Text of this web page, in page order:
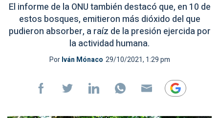
El informe de la ONU también destacó que, en 10 de
estos bosques, emitieron más dióxido del que
pudieron absorber, a raíz de la presión ejercida por
la actividad humana.
PorIván Mónaco 29/10/2021, 1:29 pm